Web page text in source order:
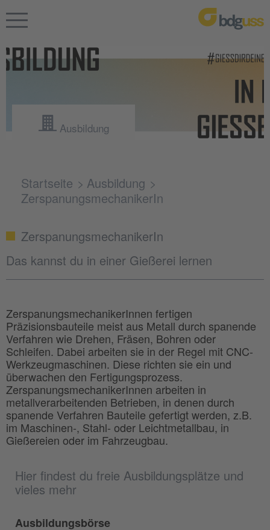
Ausbildung
Startseite
Ausbildung
ZerspanungsmechanikerIn
Hier findest du freie Ausbildungsplätze und
vieles mehr
Ausbildungsbörse
ZerspanungsmechanikerIn
Das kannst du in einer Gießerei lernen
ZerspanungsmechanikerInnen fertigen
Präzisionsbauteile meist aus Metall durch spanende
Verfahren wie Drehen, Fräsen, Bohren oder
Schleifen. Dabei arbeiten sie in der Regel mit CNC-
Werkzeugmaschinen. Diese richten sie ein und
überwachen den Fertigungsprozess.
ZerspanungsmechanikerInnen arbeiten in
metallverarbeitenden Betrieben, in denen durch
spanende Verfahren Bauteile gefertigt werden, z.B.
im Maschinen-, Stahl- oder Leichtmetallbau, in
Gießereien oder im Fahrzeugbau.